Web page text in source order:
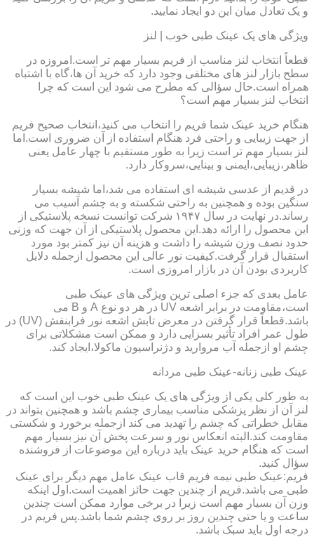
و یک تعادل میان این دو ایجاد نمایید.
ویژگی های یک عینک طبی خوب | لنز
قطعاً انتخاب لنز مناسب از فریم بسیار مهم تر است.امروزه در
سطح بازار لنز های مختلفی وجود دارد که خرید آن ها،گاه با اشتباه
همراه است.حال سؤالی که مطرح می شود این است که چرا
انتخاب لنز بسیار مهم است؟
هنگام خرید عینک شما فریم را انتخاب می کنید،انتخاب صحیح فریم
از جهت زیبایی و راحتی فرد هنگام استفاده از آن ضروری است.اما
لنز بسیار مهم تر است زیرا به طور مستقیم با چهار عامل یعنی
ظاهر،زیبایی،ایمنی و بینایی،سروکار دارد.
در قدیم از عدسی شیشه ای استفاده می شد،اما شیشه بسیار
سنگین بوده و همچنین به راحتی شکسته و به چشم آسیب می
رساند.در نهایت در سال ۱۹۴۷ شرکت توانست نسخه پلاستیکی از
این محصول را ارائه دهد.این محصول پلاستیکی از آن جهت که وزنی
حدود نصف وزن شیشه را داشت و هزینه آن نیز کمتر بود مورد
استقبال قرار گرفت.کیفیت نور عالی این محصول ازجمله دلایل
کاربردی بودن آن در بازار امروزی است.
عامل بعدی که جزء اصلی ترین ویژگی های عینک طبی
است،مقاومت در برابر اشعه UV در هر دو نوع A و B می
باشد.قطعاً قرار گرفتن در معرض تابش اشعه نور فرابنفش (UV) در
طول عمر افراد تأثیر بسزایی دارد و ممکن است مشکلاتی برای
چشم او ازجمله آب مروارید و دژنراسیون ماکولا،ایجاد کند.
عینک طبی زنانه-عینک طبی مردانه
به طور کلی یکی از ویژگی های یک عینک طبی خوب این است که
لنز آن از نظر پزشکی مناسب بیماری چشم باشد و همچنین بتواند در
مقابل خطراتی که چشم را تهدید می کند ازجمله برخورد و شکستی
مقاومت کند.البته انعکاس نور و سرعت پخش آن نیز بسیار مهم
است که هنگام خرید عینک باید درباره این موضوعات از فروشنده
سؤال کنید.
فریم:عینک طبی نیمه فریم قاب عینک عامل مهم دیگر برای عینک
طبی می باشد.فریم از چندین جهت حائز اهمیت است.اول اینکه
وزن آن بسیار مهم است زیرا در برخی موارد ممکن است چندین
ساعت و یا حتی چندین روز بر روی چشم شما باشد.پس فریم در
درجه اول باید سبک باشد.